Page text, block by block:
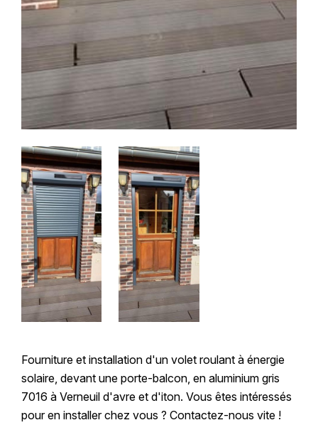
Fourniture et installation d'un volet roulant à énergie
solaire, devant une porte-balcon, en aluminium gris
7016 à Verneuil d'avre et d'iton. Vous êtes intéressés
pour en installer chez vous ? Contactez-nous vite !